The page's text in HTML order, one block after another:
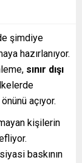
şimdiye
hazırlanıyor.
sınır dışı
açıyor.
kişilerin
baskının